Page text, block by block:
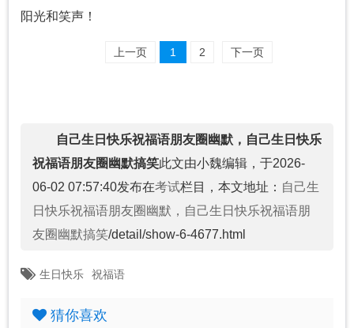
阳光和笑声！
上一页 1 2 下一页
自己生日快乐祝福语朋友圈幽默，自己生日快乐
祝福语朋友圈幽默搞笑此文由小魏编辑，于2026-
06-02 07:57:40发布在考试栏目，本文地址： 自己生
日快乐祝福语朋友圈幽默，自己生日快乐祝福语朋
友圈幽默搞笑/detail/show-6-4677.html
生日快乐 祝福语
猜你喜欢